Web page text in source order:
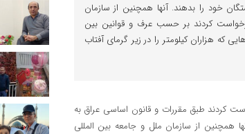
خود را بدهند. آنها همچنین از سازمان
کردند بر حسب عرف و قوانین بین
که هزاران کیلومتر را در زیر گرمای آفتاب
کردند طبق مقررات و قانون اساسی عراق به
همچنین از سازمان ملل و جامعه بین المللی